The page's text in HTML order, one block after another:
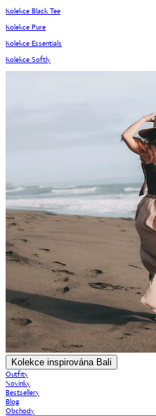
Kolekce Black Tee
Kolekce Pure
Kolekce Essentials
Kolekce Softly
Kolekce inspirována Bali
Outfity
Novinky
Bestsellery
Blog
Obchody